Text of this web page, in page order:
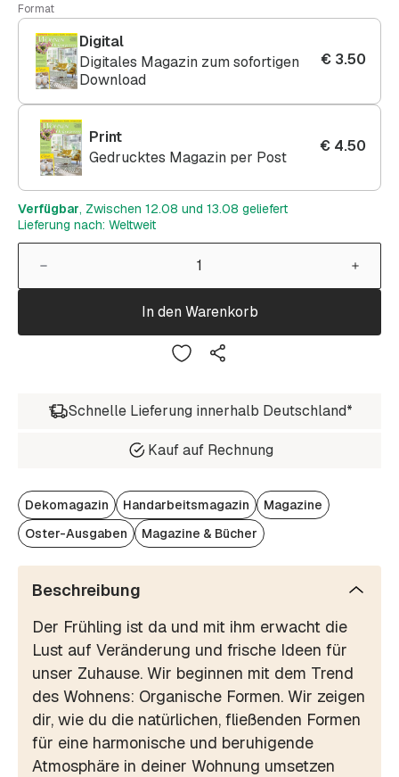
Format
Digital
Digitales Magazin zum sofortigen
Download
€ 3.50
Print
Gedrucktes Magazin per Post
€ 4.50
Verfügbar, Zwischen 12.08 und 13.08 geliefert
Lieferung nach: Weltweit
In den Warenkorb
Schnelle Lieferung innerhalb Deutschland*
Kauf auf Rechnung
Dekomagazin Handarbeitsmagazin
Magazine
Oster-Ausgaben
Magazine & Bücher
Beschreibung
Der Frühling ist da und mit ihm erwacht die
Lust auf Veränderung und frische Ideen für
unser Zuhause. Wir beginnen mit dem Trend
des Wohnens: Organische Formen. Wir zeigen
dir, wie du die natürlichen, fließenden Formen
für eine harmonische und beruhigende
Atmosphäre in deiner Wohnung umsetzen